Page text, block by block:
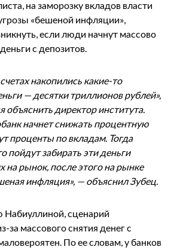
на заморозку вкладов власти
«бешеной инфляции»,
если люди начнут массово
с депозитов.
накопились какие-то
— десятки триллионов рублей»,
объяснить директор института.
начнет снижать процентную
проценты по вкладам. Тогда
пойдут забирать эти деньги
на рынок, после этого на рынке
инфляция», — объяснил Зубец.
сценарий
за массового снятия денег с
По ее словам, у банков